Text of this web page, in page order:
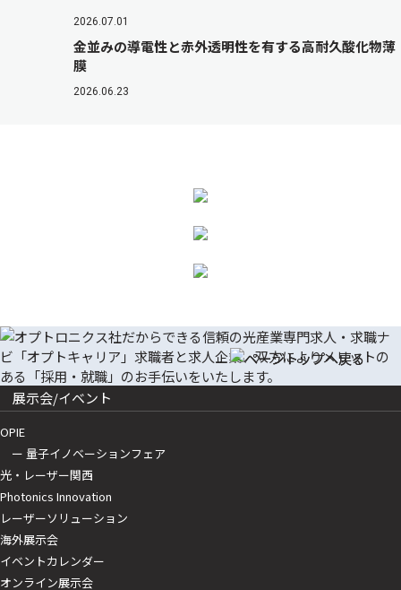
2026.07.01
金並みの導電性と赤外透明性を有する高耐久酸化物薄
膜
2026.06.23
展示会/イベント
OPIE
ー 量子イノベーションフェア
光・レーザー関西
Photonics Innovation
レーザーソリューション
海外展示会
イベントカレンダー
オンライン展示会